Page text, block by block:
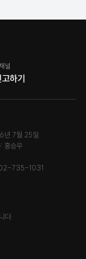
하기
널
년 7월 25일
홍승우
02-735-1031
다.